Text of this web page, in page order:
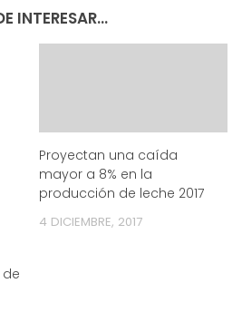
INTERESAR...
Proyectan una caída
mayor a 8% en la
producción de leche 2017
4 DICIEMBRE, 2017